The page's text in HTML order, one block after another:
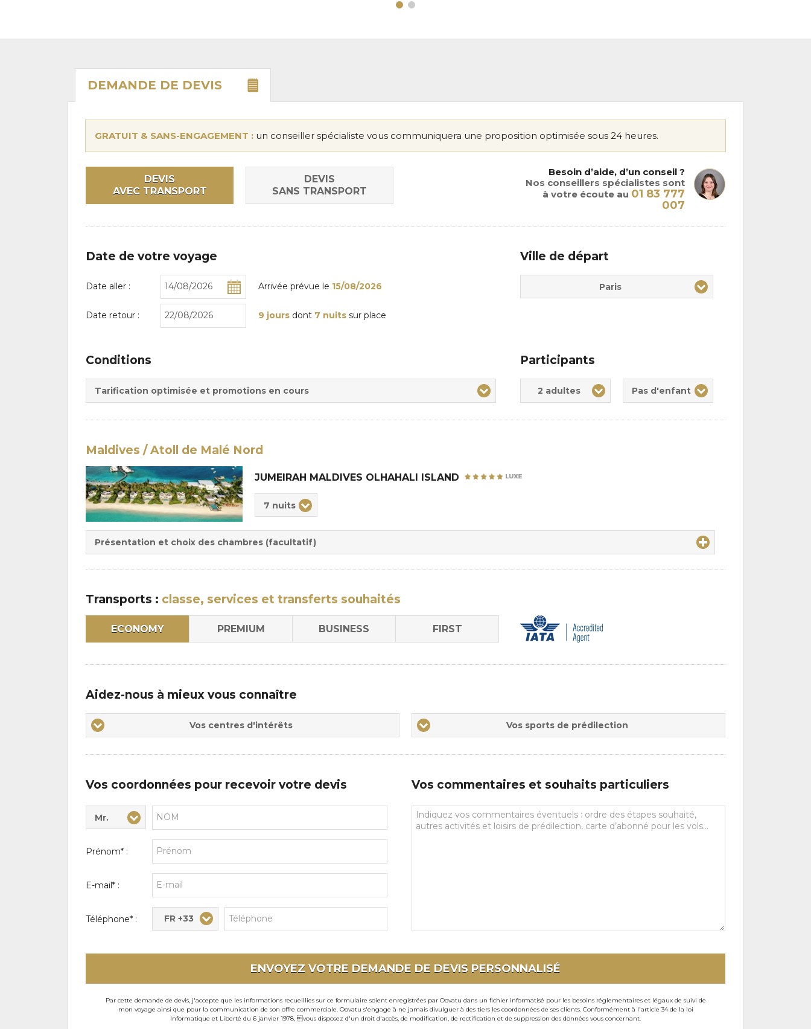
DEMANDE DE DEVIS
GRATUIT & SANS-ENGAGEMENT : un conseiller spécialiste vous communiquera une proposition optimisée sous 24 heures.
DEVIS
AVEC TRANSPORT
DEVIS
SANS TRANSPORT
Besoin d’aide, d’un conseil ?
Nos conseillers spécialistes sont
à votre écoute au 01 83 777
007
Date de votre voyage
Date aller : Arrivée prévue le 15/08/2026
Date retour : 9 jours dont 7 nuits sur place
Ville de départ
Paris
Conditions
Tarification optimisée et promotions en cours
Participants
2 adultes Pas d'enfant
Maldives / Atoll de Malé Nord
JUMEIRAH MALDIVES OLHAHALI ISLAND
pension
:
:
7 nuits
Présentation et choix des chambres (facultatif)
Transports : classe, services et transferts souhaités
ECONOMY PREMIUM BUSINESS FIRST
Aidez-nous à mieux vous connaître
Vos
centres
Vos centres d'intérêts
Vos
sports
Vos sports de prédilection
Vos coordonnées pour recevoir votre devis
Civilité* :
Mr.
Nom* :
Prénom* :
E-mail* :
Téléphone* : FR +33
Vos commentaires et souhaits particuliers
Vos
commentaires
ENVOYEZ VOTRE DEMANDE DE DEVIS PERSONNALISÉ
Par cette demande de devis, j'accepte que les informations recueillies sur ce formulaire soient enregistrées par Oovatu dans un fichier informatisé pour les besoins réglementaires et légaux de suivi de
mon voyage ainsi que pour la communication de son offre commerciale. Oovatu s'engage à ne jamais divulguer à des tiers les coordonnées de ses clients. Conformément à l'article 34 de la loi
Informatique et Liberté du 6 janvier 1978, vous disposez d'un droit d'accès, de modification, de rectification et de suppression des données vous concernant.